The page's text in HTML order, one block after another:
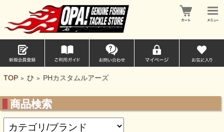
TOP > ひ > PHカスタムルアーズ
商品検索